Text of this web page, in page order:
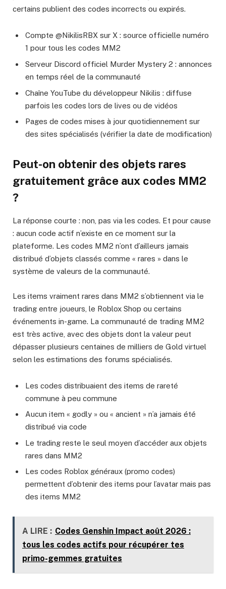
certains publient des codes incorrects ou expirés.
Compte @NikilisRBX sur X : source officielle numéro
1 pour tous les codes MM2
Serveur Discord officiel Murder Mystery 2 : annonces
en temps réel de la communauté
Chaîne YouTube du développeur Nikilis : diffuse
parfois les codes lors de lives ou de vidéos
Pages de codes mises à jour quotidiennement sur
des sites spécialisés (vérifier la date de modification)
Peut-on obtenir des objets rares
gratuitement grâce aux codes MM2
?
La réponse courte : non, pas via les codes. Et pour cause
: aucun code actif n’existe en ce moment sur la
plateforme. Les codes MM2 n’ont d’ailleurs jamais
distribué d’objets classés comme « rares » dans le
système de valeurs de la communauté.
Les items vraiment rares dans MM2 s’obtiennent via le
trading entre joueurs, le Roblox Shop ou certains
événements in-game. La communauté de trading MM2
est très active, avec des objets dont la valeur peut
dépasser plusieurs centaines de milliers de Gold virtuel
selon les estimations des forums spécialisés.
Les codes distribuaient des items de rareté
commune à peu commune
Aucun item « godly » ou « ancient » n’a jamais été
distribué via code
Le trading reste le seul moyen d’accéder aux objets
rares dans MM2
Les codes Roblox généraux (promo codes)
permettent d’obtenir des items pour l’avatar mais pas
des items MM2
A LIRE : Codes Genshin Impact août 2026 :
tous les codes actifs pour récupérer tes
primo-gemmes gratuites